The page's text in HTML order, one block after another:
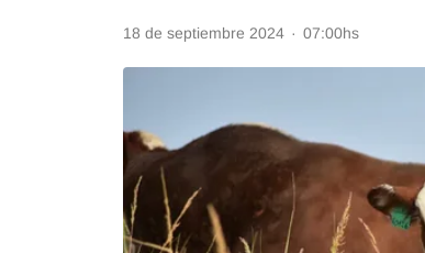
18 de septiembre 2024 · 07:00hs